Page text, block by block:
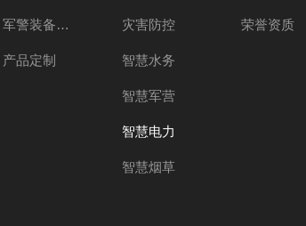
军警装备产品
产品定制
灾害防控
智慧水务
智慧军营
智慧电力
智慧烟草
荣誉资质